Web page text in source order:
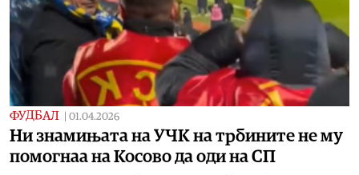
ФУДБАЛ 01.04.2026
Ни знамињата на УЧК на трбините не му
помогнаа на Косово да оди на СП